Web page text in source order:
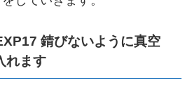
錆びないように真空
れます